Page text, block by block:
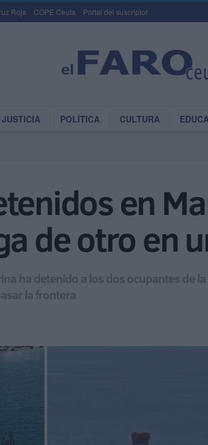
Roja COPE Ceuta Portal del suscriptor
JUSTICIA POLÍTICA CULTURA
en
de otro en
ha detenido a los dos ocupantes de
la frontera